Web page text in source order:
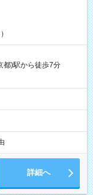
都)駅から徒歩7分
詳細へ